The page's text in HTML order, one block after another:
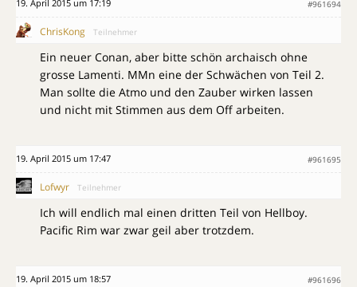
19. April 2015 um 17:19 #961694
ChrisKong Teilnehmer
Ein neuer Conan, aber bitte schön archaisch ohne
grosse Lamenti. MMn eine der Schwächen von Teil 2.
Man sollte die Atmo und den Zauber wirken lassen
und nicht mit Stimmen aus dem Off arbeiten.
19. April 2015 um 17:47 #961695
Lofwyr Teilnehmer
Ich will endlich mal einen dritten Teil von Hellboy.
Pacific Rim war zwar geil aber trotzdem.
19. April 2015 um 18:57 #961696